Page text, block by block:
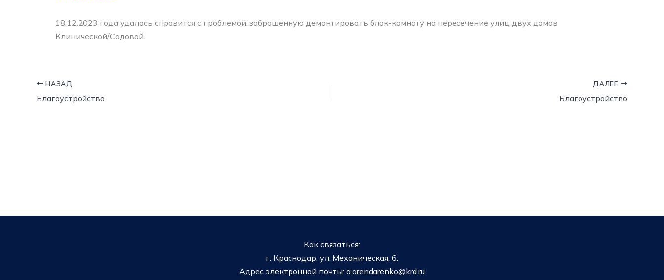
18.12.2023 года удалось справится с проблемой: заброшенную демонтировать блок-комнату на пересечение улиц двух домов
Клинической/Садовой.
НАЗАД
Благоустройство
ДАЛЕЕ
Благоустройство
Как связаться:
г. Краснодар, ул. Механическая, 6.
Адрес электронной почты: a.arendarenko@krd.ru